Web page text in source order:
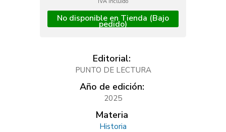
No disponible en Tienda (Bajo
pedido)
Editorial:
PUNTO DE LECTURA
Año de edición:
2025
Materia
Historia